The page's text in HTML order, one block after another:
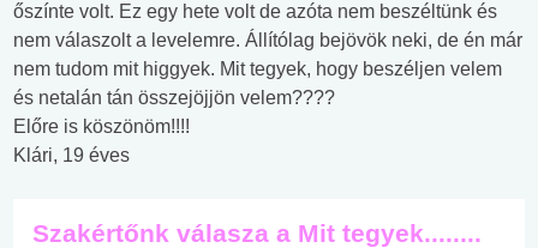
őszínte volt. Ez egy hete volt de azóta nem beszéltünk és
nem válaszolt a levelemre. Állítólag bejövök neki, de én már
nem tudom mit higgyek. Mit tegyek, hogy beszéljen velem
és netalán tán összejöjjön velem????
Előre is köszönöm!!!!
Klári, 19 éves
Szakértőnk válasza a Mit tegyek........